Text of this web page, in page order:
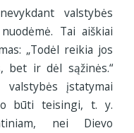
valstybės
Tai aiškiai
„Todėl reikia jos
bet ir dėl sąžinės.“
įstatymai
būti teisingi, t. y.
nei Dievo